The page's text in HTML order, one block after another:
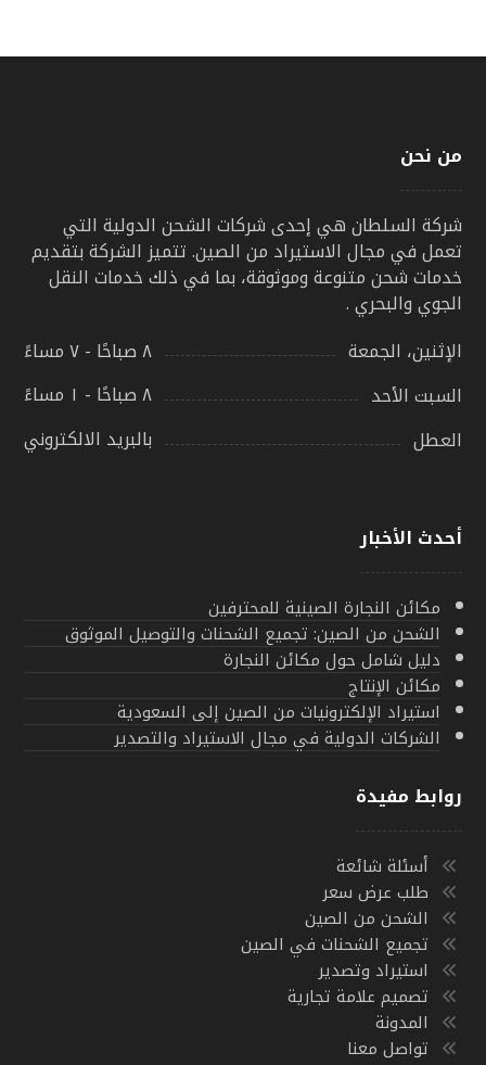
من نحن
شركة السلطان هي إحدى شركات الشحن الدولية التي
تعمل في مجال الاستيراد من الصين. تتميز الشركة بتقديم
خدمات شحن متنوعة وموثوقة، بما في ذلك خدمات النقل
الجوي والبحري .
الإثنين، الجمعة
٨ صباحًا - ٧ مساءً
السبت الأحد
٨ صباحًا - ١ مساءً
العطل
بالبريد الالكتروني
أحدث الأخبار
مكائن النجارة الصينية للمحترفين
الشحن من الصين: تجميع الشحنات والتوصيل الموثوق
دليل شامل حول مكائن النجارة
مكائن الإنتاج
استيراد الإلكترونيات من الصين إلى السعودية
الشركات الدولية في مجال الاستيراد والتصدير
روابط مفيدة
أسئلة شائعة
طلب عرض سعر
الشحن من الصين
تجميع الشحنات في الصين
استيراد وتصدير
تصميم علامة تجارية
المدونة
تواصل معنا